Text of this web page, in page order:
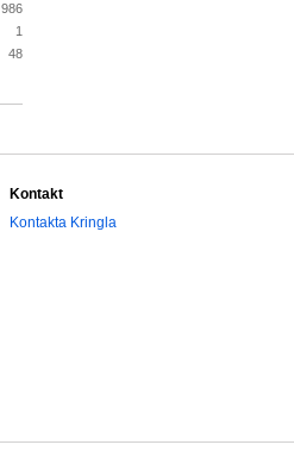
986
1
48
Kontakt
Kontakta Kringla